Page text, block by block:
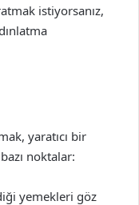
istiyorsanız,
yaratıcı bir
noktalar:
yemekleri göz